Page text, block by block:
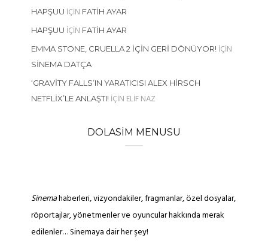
HAPŞUU IÇIN FATIH AYAR
HAPŞUU IÇIN FATIH AYAR
EMMA STONE, CRUELLA 2 İÇIN GERI DÖNÜYOR!IÇIN
SINEMA DATÇA
‘GRAVITY FALLS’IN YARATICISI ALEX HIRSCH
NETFLIX’LE ANLAŞTI!IÇIN ELIF NAZ
DOLASIM MENUSU
Sinemahaberleri, vizyondakiler, fragmanlar, özel dosyalar,
röportajlar, yönetmenler ve oyuncular hakkında merak
edilenler… Sinemaya dair her şey!